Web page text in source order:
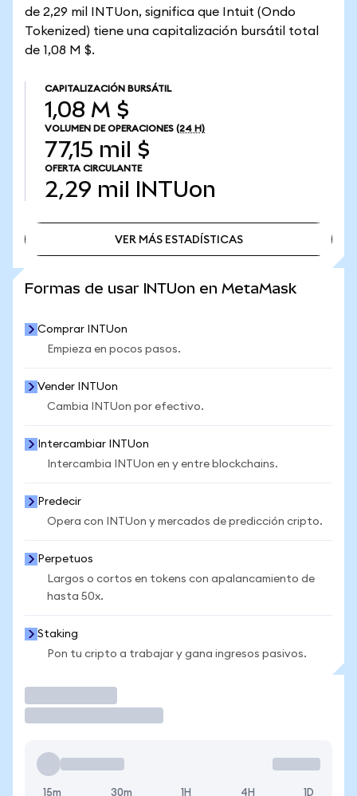
de 2,29 mil INTUon, significa que Intuit (Ondo
Tokenized) tiene una capitalización bursátil total
de 1,08 M $.
CAPITALIZACIÓN BURSÁTIL
1,08 M $
VOLUMEN DE OPERACIONES (24 H)
77,15 mil $
OFERTA CIRCULANTE
2,29 mil INTUon
VER MÁS ESTADÍSTICAS
Formas de usar INTUon en MetaMask
Comprar INTUon
Empieza en pocos pasos.
Vender INTUon
Cambia INTUon por efectivo.
Intercambiar INTUon
Intercambia INTUon en y entre blockchains.
Predecir
Opera con INTUon y mercados de predicción cripto.
Perpetuos
Largos o cortos en tokens con apalancamiento de
hasta 50x.
Staking
Pon tu cripto a trabajar y gana ingresos pasivos.
15m 30m 1H 4H 1D